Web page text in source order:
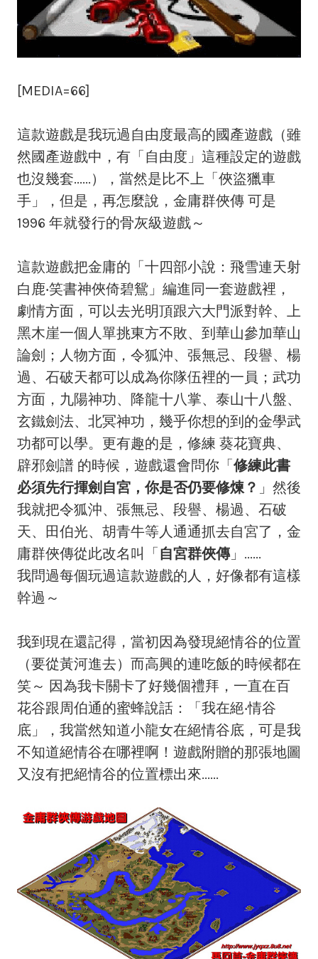
[MEDIA=66]
這款遊戲是我玩過自由度最高的國產遊戲（雖
然國產遊戲中，有「自由度」這種設定的遊戲
也沒幾套......），當然是比不上「俠盜獵車
手」，但是，再怎麼說，金庸群俠傳 可是
1996 年就發行的骨灰級遊戲～
這款遊戲把金庸的「十四部小說：飛雪連天射
白鹿‧笑書神俠倚碧鴛」編進同一套遊戲裡，
劇情方面，可以去光明頂跟六大門派對幹、上
黑木崖一個人單挑東方不敗、到華山參加華山
論劍；人物方面，令狐沖、張無忌、段譽、楊
過、石破天都可以成為你隊伍裡的一員；武功
方面，九陽神功、降龍十八掌、泰山十八盤、
玄鐵劍法、北冥神功，幾乎你想的到的金學武
功都可以學。更有趣的是，修練 葵花寶典、
辟邪劍譜 的時候，遊戲還會問你「 修練此書
必須先行揮劍自宮，你是否仍要修煉？ 」然後
我就把令狐沖、張無忌、段譽、楊過、石破
天、田伯光、胡青牛等人通通抓去自宮了，金
庸群俠傳從此改名叫「 自宮群俠傳」......
我問過每個玩過這款遊戲的人，好像都有這樣
幹過～
我到現在還記得，當初因為發現絕情谷的位置
（要從黃河進去）而高興的連吃飯的時候都在
笑～ 因為我卡關卡了好幾個禮拜，一直在百
花谷跟周伯通的蜜蜂說話：「我在絕‧情谷
底」，我當然知道小龍女在絕情谷底，可是我
不知道絕情谷在哪裡啊！遊戲附贈的那張地圖
又沒有把絕情谷的位置標出來......